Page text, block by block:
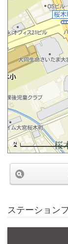
ステーション